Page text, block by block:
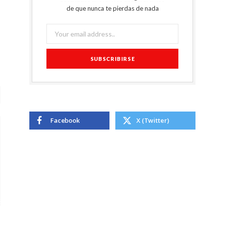
de que nunca te pierdas de nada
Facebook X (Twitter)